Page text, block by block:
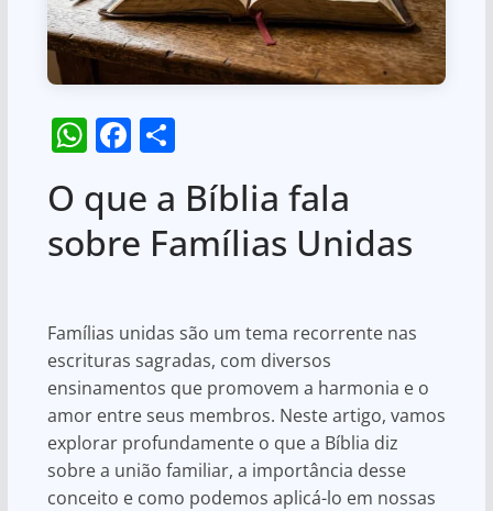
W
h
at
s
p
F
a
c
e
o
k
S
ar
e
O que a Bíblia fala
sobre Famílias Unidas
Famílias unidas são um tema recorrente nas
escrituras sagradas, com diversos
ensinamentos que promovem a harmonia e o
amor entre seus membros. Neste artigo, vamos
explorar profundamente o que a Bíblia diz
sobre a união familiar, a importância desse
conceito e como podemos aplicá-lo em nossas